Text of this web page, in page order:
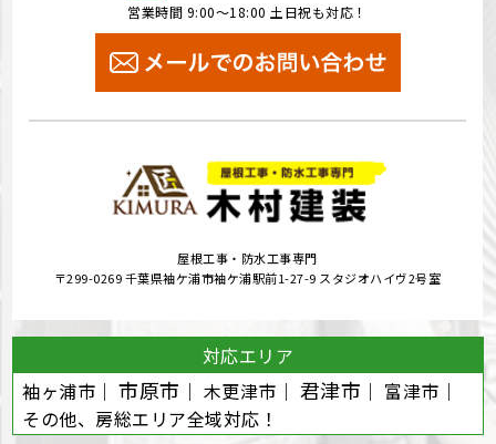
営業時間 9:00～18:00 土日祝も対応！
屋根工事・防水工事専門
〒299-0269 千葉県袖ケ浦市袖ケ浦駅前1-27-9 スタジオハイヴ2号室
対応エリア
袖ヶ浦市｜市原市 ｜ 木更津市｜ 君津市 ｜ 富津市｜
その他、房総エリア全域対応！